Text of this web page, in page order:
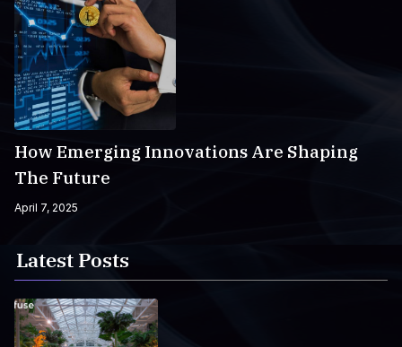
How Emerging Innovations Are Shaping
The Future
April 7, 2025
Latest Posts